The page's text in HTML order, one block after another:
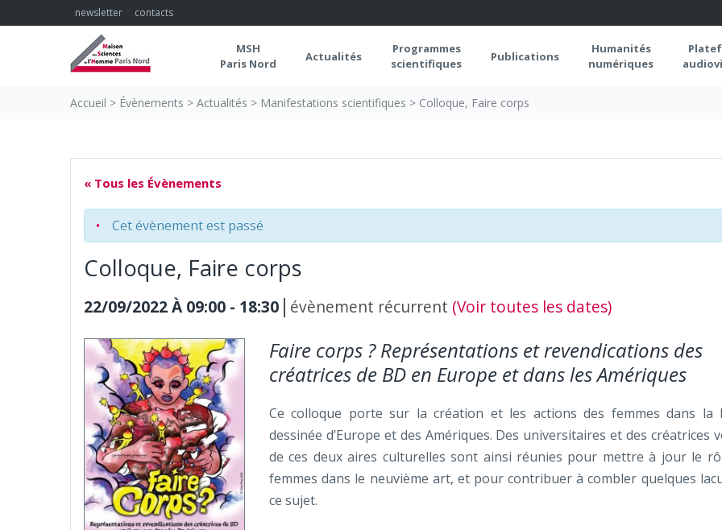
to
newsletter contacts
MSH
Paris Nord
Actualités
Programmes
scientifiques
Publications
Humanités
numériques
Accueil > Évènements > Actualités > Manifestations scientifiques > Colloque, Faire corps
« Tous les Évènements
Cet évènement est passé
Colloque, Faire corps
22/09/2022 À 09:00 - 18:30 | évènement récurrent (Voir toutes les dates)
Faire corps ? Représentations et revendications des
créatrices de BD en Europe et dans les Amériques
Ce colloque porte sur la création et les actions des femmes dans la
dessinée d’Europe et des Amériques. Des universitaires et des créatrices
de ces deux aires culturelles sont ainsi réunies pour mettre à jour le
femmes dans le neuvième art, et pour contribuer à combler quelques
ce sujet.